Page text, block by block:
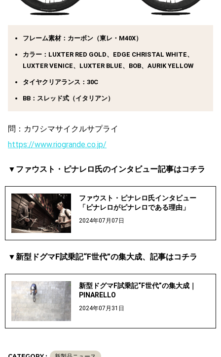
フレーム素材：カーボン（東レ・M40X）
カラー：LUXTER RED GOLD、EDGE CHRISTAL WHITE、
LUXTER VENICE、LUXTER BLUE、BOB、AURIK YELLOW
タイヤクリアランス：30C
BB：スレッド式（イタリアン）
問：カワシマサイクルサプライ
https://www.riogrande.co.jp/
▼ファウスト・ピナレロ氏のインタビュー記事はコチラ
ファウスト・ピナレロ氏インタビュー
「ピナレロがピナレロである理由」
2024年07月07日
▼新型ドグマF試乗記“F世代”の集大成、記事はコチラ
新型ドグマF試乗記“F世代”の集大成｜
PINARELLO
2024年07月31日